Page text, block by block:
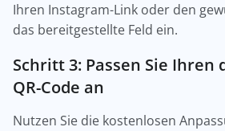
Ihren Instagram-Link oder den
das bereitgestellte Feld ein.
Schritt 3: Passen Sie Ihren
QR-Code an
Nutzen Sie die kostenlosen